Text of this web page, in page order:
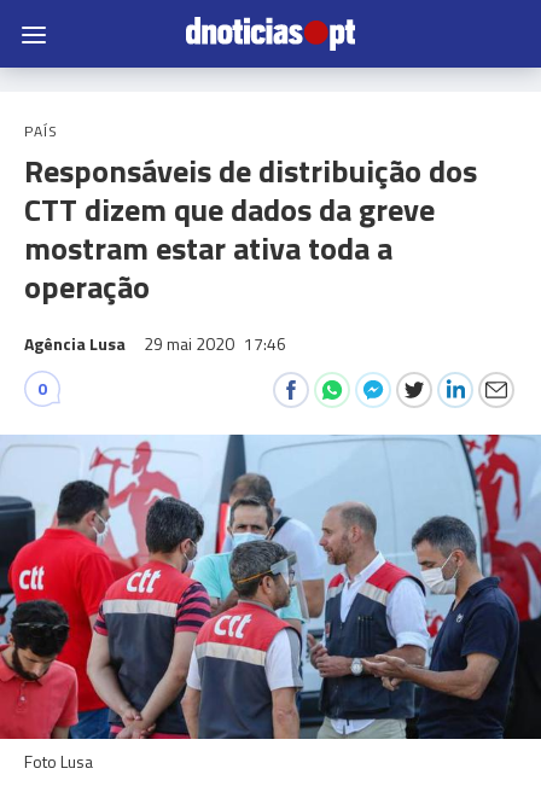
PAÍS
Responsáveis de distribuição dos
CTT dizem que dados da greve
mostram estar ativa toda a
operação
Agência Lusa 29 mai 2020 17:46
0
Foto Lusa